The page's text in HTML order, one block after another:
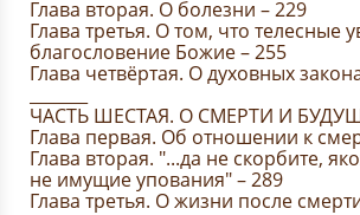
Глава вторая. О болезни – 229
Глава третья. О том, что телесные
благословение Божие – 255
Глава четвёртая. О духовных
ЧАСТЬ ШЕСТАЯ. О СМЕРТИ И
Глава первая. Об отношении к
Глава вторая. "...да не скорбите,
не имущие упования" – 289
Глава третья. О жизни после